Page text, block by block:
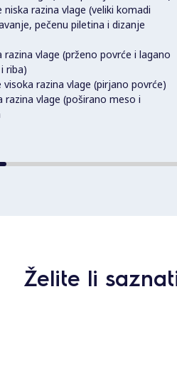
niska razina vlage (veliki komadi
pečenu piletina i dizanje
razina vlage (prženo povrće i lagano
riba)
visoka razina vlage (pirjano povrće)
razina vlage (poširano meso i
Želite li